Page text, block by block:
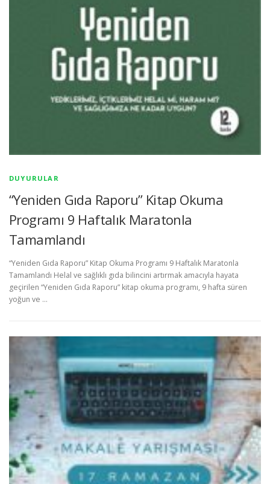
DUYURULAR
“Yeniden Gıda Raporu” Kitap Okuma
Programı 9 Haftalık Maratonla
Tamamlandı
“Yeniden Gıda Raporu” Kitap Okuma Programı 9 Haftalık Maratonla
Tamamlandı Helal ve sağlıklı gıda bilincini artırmak amacıyla hayata
geçirilen “Yeniden Gıda Raporu” kitap okuma programı, 9 hafta süren
yoğun ve …